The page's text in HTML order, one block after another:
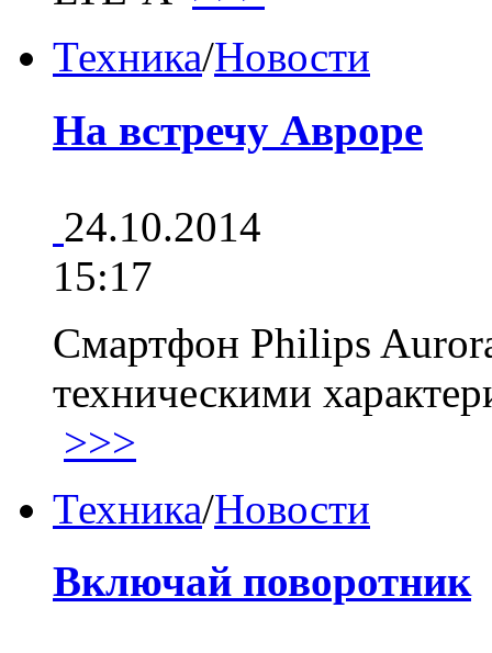
Техника/Новости
На встречу Авроре
24.10.2014
15:17
Смартфон Philips
техническими
>>>
Техника/Новости
Включай поворотник